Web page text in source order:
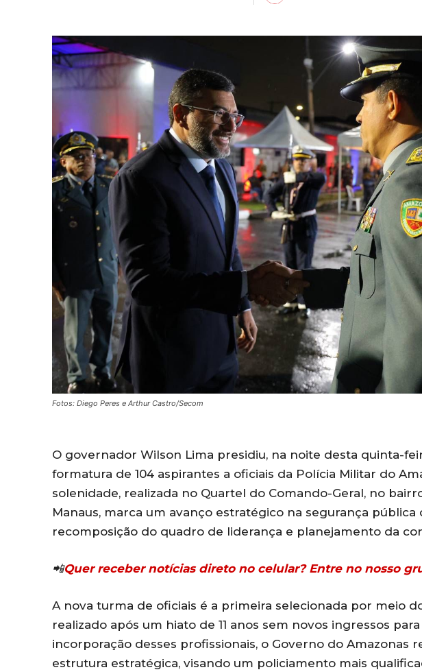
Fotos: Diego Peres e Arthur Castro/Secom
O governador Wilson Lima presidiu, na noite desta quinta-
formatura de 104 aspirantes a oficiais da Polícia Militar do
solenidade, realizada no Quartel do Comando-Geral, no
Manaus, marca um avanço estratégico na segurança pública
recomposição do quadro de liderança e planejamento da
📲Quer receber notícias direto no celular? Entre no nosso
A nova turma de oficiais é a primeira selecionada por meio
realizado após um hiato de 11 anos sem novos ingressos
incorporação desses profissionais, o Governo do Amazonas
estrutura estratégica, visando um policiamento mais